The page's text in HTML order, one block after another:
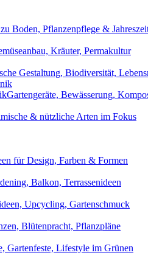
Boden, Pflanzenpflege &
Kräuter, Permakultur
Gestaltung, Biodiversität,
Gartengeräte, Bewässerung,
& nützliche Arten im Fokus
für Design, Farben & Formen
Balkon, Terrassenideen
Upcycling, Gartenschmuck
Blütenpracht, Pflanzpläne
Gartenfeste, Lifestyle im Grünen